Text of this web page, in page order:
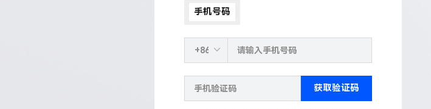
手机号码
获取验证码